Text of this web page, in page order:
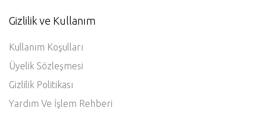
Gizlilik ve Kullanım
Kullanım Koşulları
Üyelik Sözleşmesi
Gizlilik Politikası
Yardım Ve İşlem Rehberi